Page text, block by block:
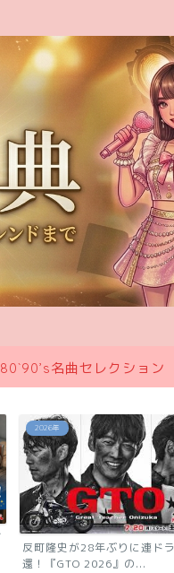
80`90’s名曲セレクション
2026年
反町隆史が28年ぶりに連ドラ帰
還！『GTO 2026』の...